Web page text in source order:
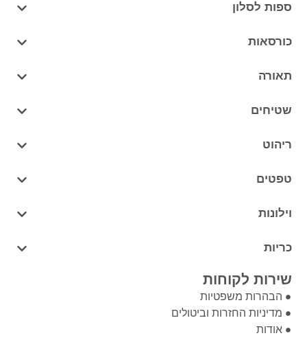
ספות לסלון
כורסאות
תאורה
שטיחים
ריהוט
טפטים
וילונות
כריות
שירות לקוחות
הבהרות משפטיות
מדיניות החזרות וביטולים
אודות